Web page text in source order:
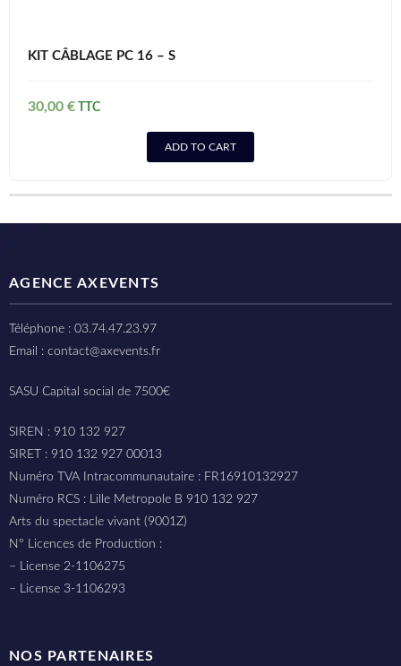
KIT CÂBLAGE PC 16 – S
30,00 €
ADD TO CART
AGENCE AXEVENTS
Téléphone : 03.74.47.23.97
Email : contact@axevents.fr
SASU Capital social de 7500€
SIREN : 910 132 927
SIRET : 910 132 927 00013
Numéro TVA Intracommunautaire : FR16910132927
Numéro RCS : Lille Metropole B 910 132 927
Arts du spectacle vivant (9001Z)
N° Licences de Production :
– License 2-1106275
– License 3-1106293
NOS PARTENAIRES